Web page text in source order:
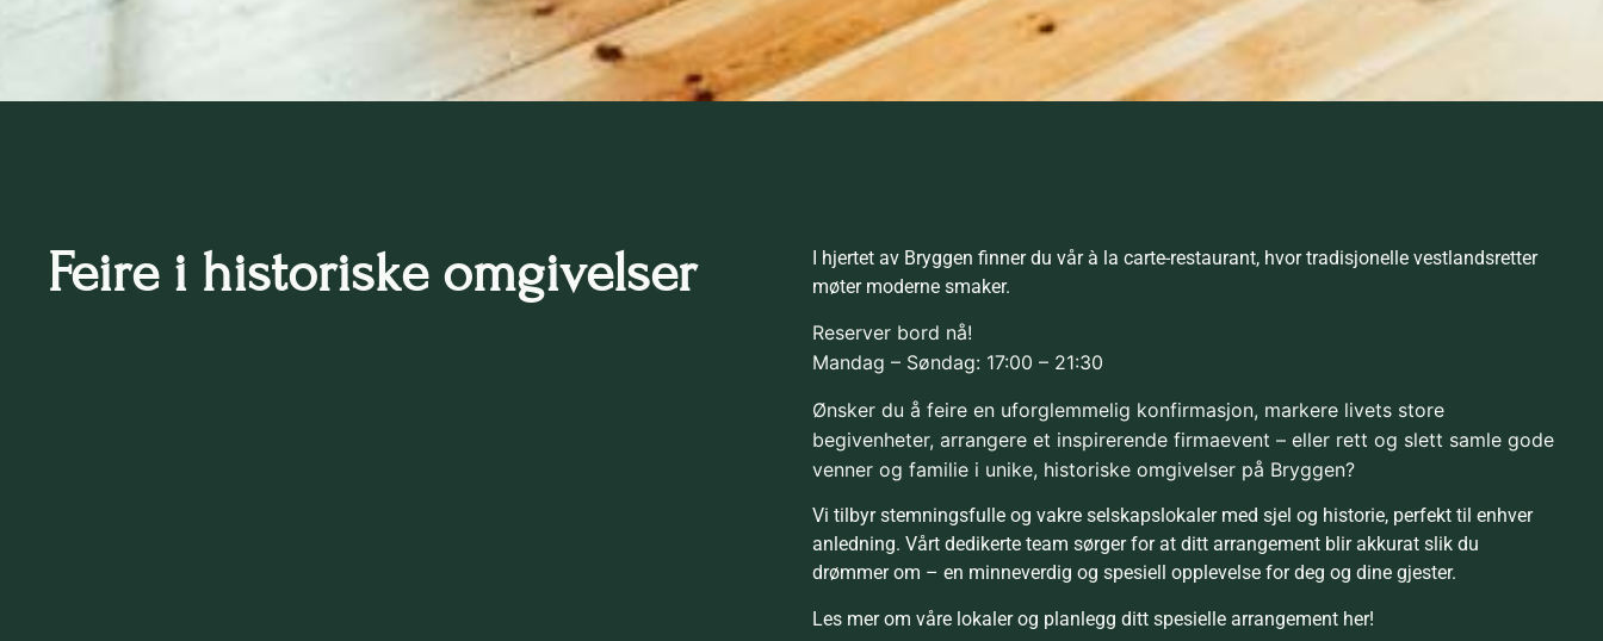
Feire i historiske omgivelser
I hjertet av Bryggen finner du vår à la carte-restaurant, hvor tradisjonelle vestlandsretter
møter moderne smaker.
Reserver bord nå!
Mandag – Søndag: 17:00 – 21:30
Ønsker du å feire en uforglemmelig konfirmasjon, markere livets store
begivenheter, arrangere et inspirerende firmaevent – eller rett og slett samle gode
venner og familie i unike, historiske omgivelser på Bryggen?
Vi tilbyr stemningsfulle og vakre selskapslokaler med sjel og historie, perfekt til enhver
anledning. Vårt dedikerte team sørger for at ditt arrangement blir akkurat slik du
drømmer om – en minneverdig og spesiell opplevelse for deg og dine gjester.
Les mer om våre lokaler og planlegg ditt spesielle arrangement her!